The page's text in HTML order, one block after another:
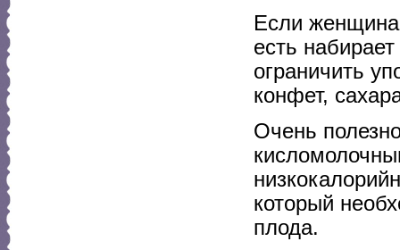
Если женщина
есть
ограничить
конфет,
Очень
который
плода.